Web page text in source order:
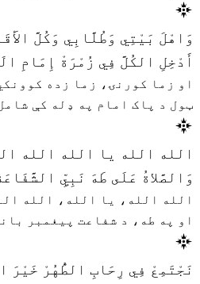
وَاهْلَ بَيْتِي وَطُلَّابِي وَكُلَّ
أَدْخِلِ الكُلَّ فِي زُمْرَةْ إِمَامِ
او زما کورنۍ، زما زده
ټول د پاک امام په ډله کې
الله الله يا الله الله
وَالصَّلاةُ عَلَى طَهَ نَبِيِّ
الله الله، یا الله، الله
او په طه، د شفاعت پیغمبر
نَجْتَمِعْ فِي رِحَابِ الطُّهُرْ خَيْرَ